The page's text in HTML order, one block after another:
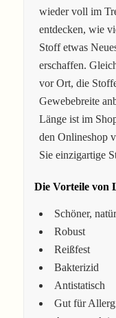
wieder voll im
entdecken, wie
Stoff etwas
erschaffen.
vor Ort, die
Gewebebreite
Länge ist im
den Onlineshop
Sie einzigartige
Die Vorteile von
Schöner,
Robust
Reißfest
Bakterizid
Antistatisch
Gut für